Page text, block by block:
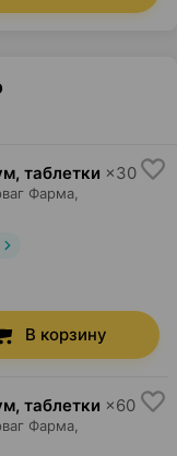
таблетки ×30
Фарма
В корзину
таблетки ×60
Фарма